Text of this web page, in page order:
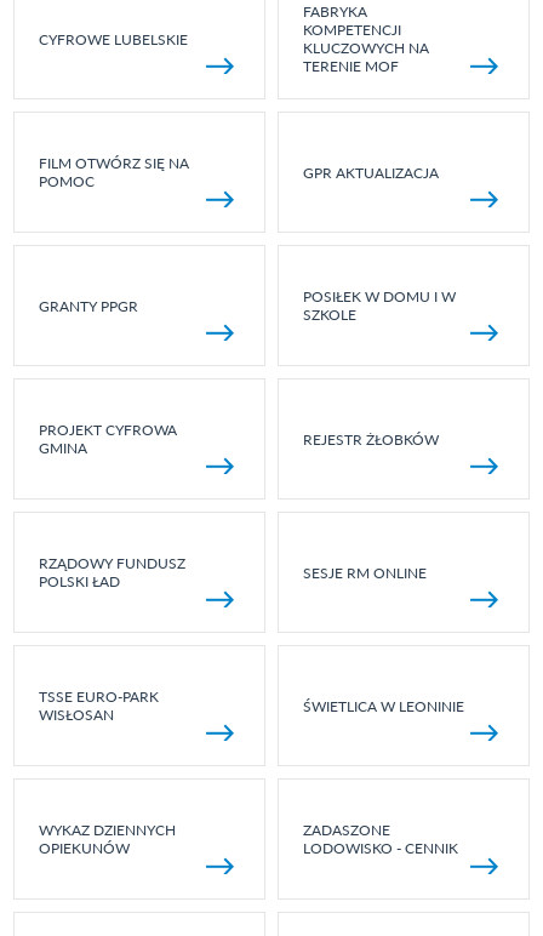
CYFROWE LUBELSKIE
FABRYKA
KOMPETENCJI
KLUCZOWYCH NA
TERENIE MOF
FILM OTWÓRZ SIĘ NA
POMOC
GPR AKTUALIZACJA
GRANTY PPGR
POSIŁEK W DOMU I W
SZKOLE
PROJEKT CYFROWA
GMINA
REJESTR ŻŁOBKÓW
RZĄDOWY FUNDUSZ
POLSKI ŁAD
SESJE RM ONLINE
TSSE EURO-PARK
WISŁOSAN
ŚWIETLICA W LEONINIE
WYKAZ DZIENNYCH
OPIEKUNÓW
ZADASZONE
LODOWISKO - CENNIK